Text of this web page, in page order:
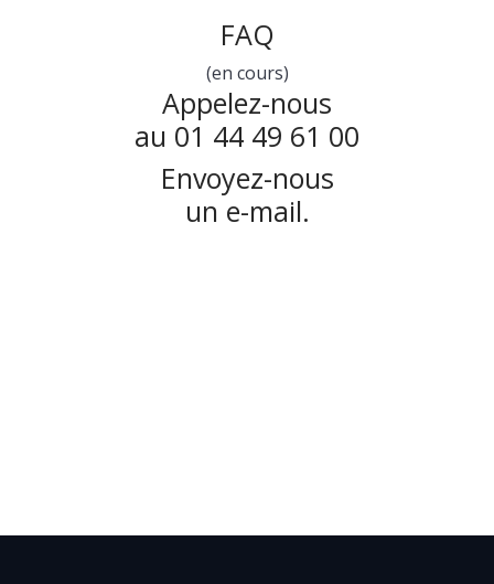
FAQ
(en cours)
Appelez-nous
au 01 44 49 61 00
Envoyez-nous
un e-mail.